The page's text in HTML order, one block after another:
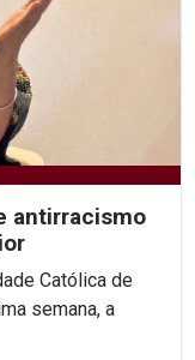
antirracismo
Católica de
semana, a